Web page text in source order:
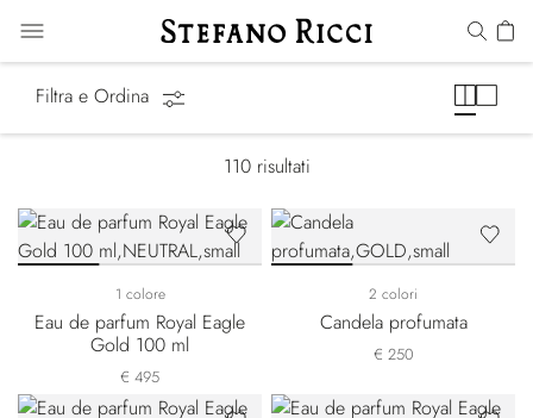
Filtra e Ordina
110 risultati
1 colore
Eau de parfum Royal Eagle
Gold 100 ml
€ 495
2 colori
Candela profumata
€ 250